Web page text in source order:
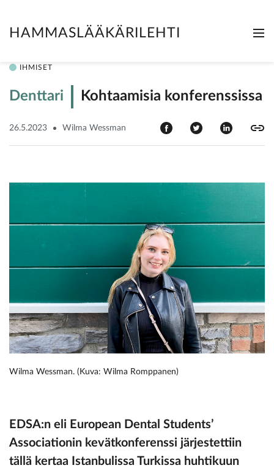
HAMMASLÄÄKÄRILEHTI
IHMISET
Denttari Kohtaamisia konferenssissa
26.5.2023 Wilma Wessman
Wilma Wessman. (Kuva: Wilma Romppanen)
EDSA:n eli European Dental Students’
Associationin kevätkonferenssi järjestettiin
tällä kertaa Istanbulissa Turkissa huhtikuun